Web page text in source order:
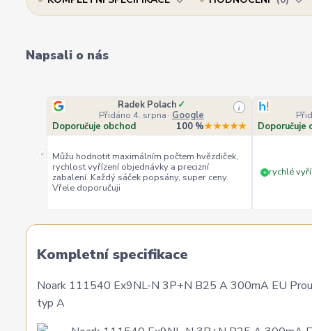
Napsali o nás
«
Radek Polach ✓
Přidáno 4. srpna · Google
i
Doporučuje obchod 100 %★★★★★
Můžu hodnotit maximálním počtem hvězdiček,
rychlost vyřízení objednávky a precizní
zabalení. Každý sáček popsány, super ceny.
Vřele doporučuji
Doporučuje
+ rychlé
Kompletní specifikace
Noark 111540 Ex9NL-N 3P+N B25 A 300mA EU
typ A